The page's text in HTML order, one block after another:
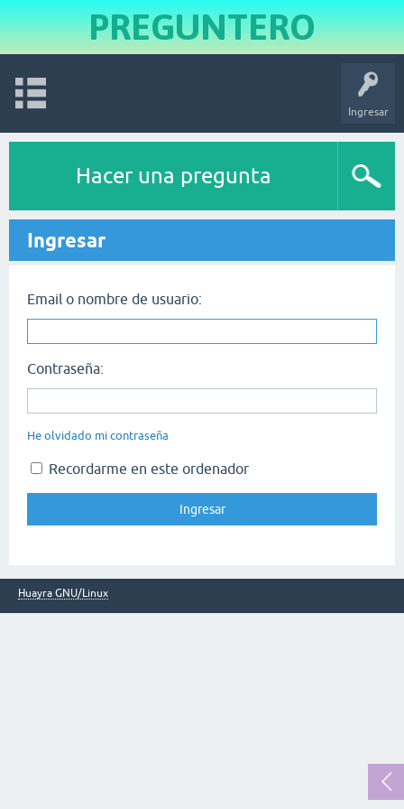
PREGUNTERO
Ingresar
Hacer una pregunta
Ingresar
Email o nombre de usuario:
Contraseña:
He olvidado mi contraseña
Recordarme en este ordenador
Huayra GNU/Linux